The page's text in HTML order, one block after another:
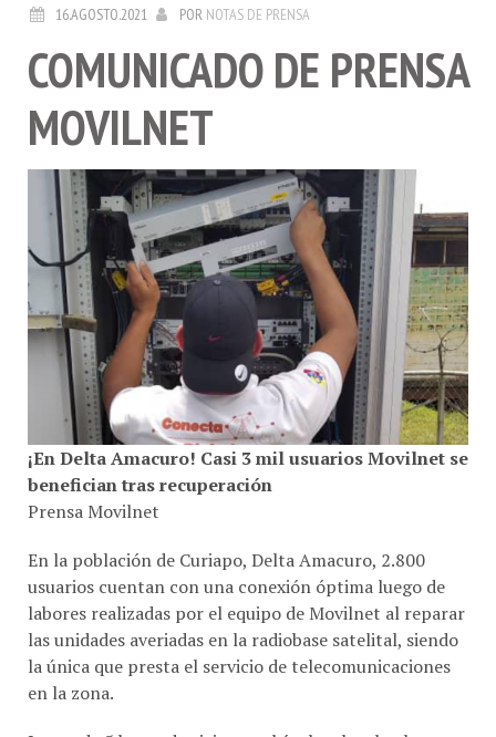
COMUNICADO DE PRENSA
MOVILNET
¡En Delta Amacuro! Casi 3 mil usuarios Movilnet se
benefician tras recuperación
Prensa Movilnet
usuarios cuentan con una conexión óptima luego de
labores realizadas por el equipo de Movilnet al reparar
las unidades averiadas en la radiobase satelital, siendo
la única que presta el servicio de telecomunicaciones
en la zona.